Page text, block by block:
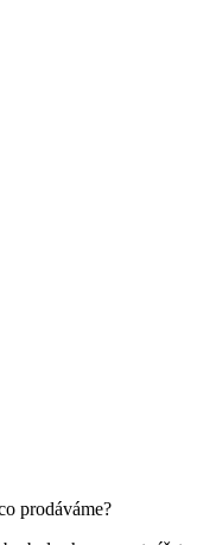
prodáváme?